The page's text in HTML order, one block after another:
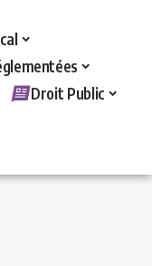
Droit Public
humaines>Rupture